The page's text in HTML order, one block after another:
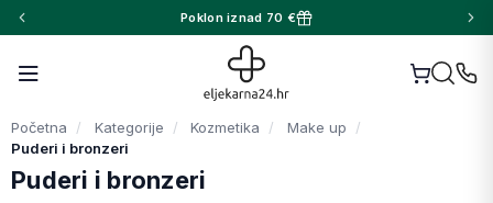
Poklon iznad 70 €
Početna Kategorije Kozmetika
Make up
Puderi i bronzeri
Puderi i bronzeri